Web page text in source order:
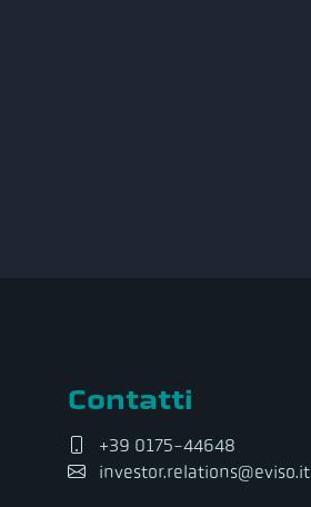
Contatti
+39 0175-44648
investor.relations@eviso.it